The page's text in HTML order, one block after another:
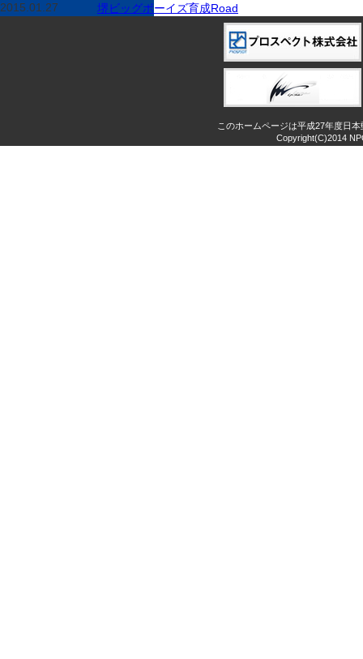
2015.01.27
堺ビッグボーイズ育成Road
このホームページは平成27年度日
Copyright(C)2014